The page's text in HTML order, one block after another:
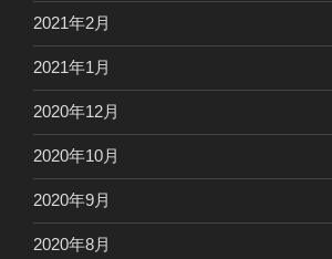
2021年2月
2021年1月
2020年12月
2020年10月
2020年9月
2020年8月